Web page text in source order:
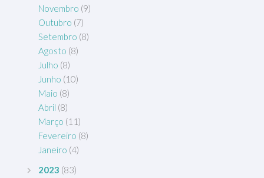
Novembro (9)
Outubro (7)
Setembro (8)
Agosto (8)
Julho (8)
Junho (10)
Maio (8)
Abril (8)
Março (11)
Fevereiro (8)
Janeiro (4)
2023 (83)